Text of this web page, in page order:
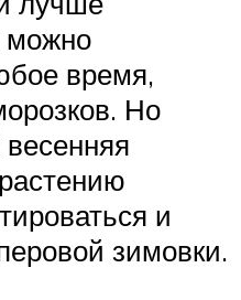
можно
время,
Но
и
зимовки.